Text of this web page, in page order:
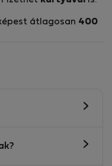
átlagosan 400